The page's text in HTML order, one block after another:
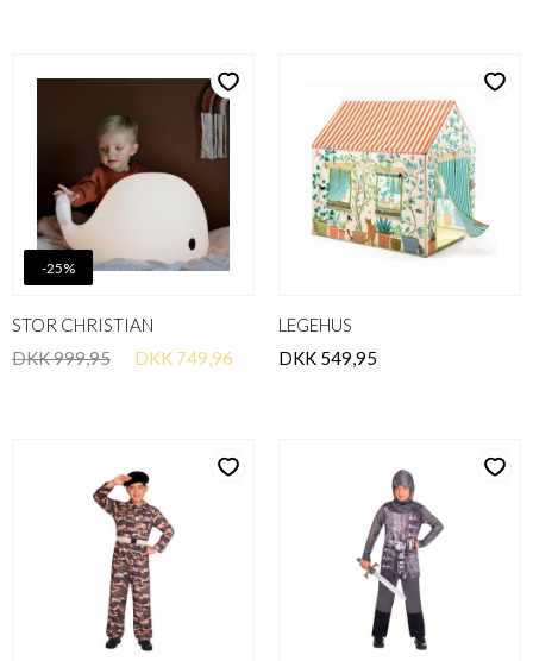
-25%
STOR CHRISTIAN
DKK 999,95
DKK 749,96
LEGEHUS
DKK 549,95